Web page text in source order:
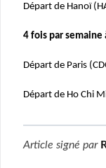
Départ de Hanoï
4 fois par
Départ de Paris
Départ de Ho Chi
Article signé par